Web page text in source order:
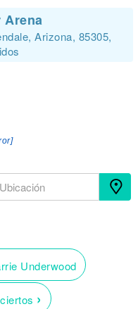
Arena
Arizona, 85305,
Underwood
›